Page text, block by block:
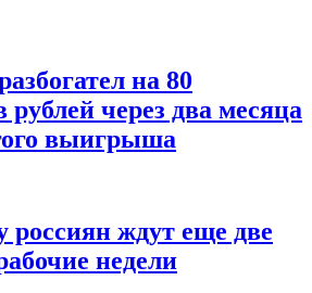
на 80
через два месяца
выигрыша
россиян ждут еще две
недели